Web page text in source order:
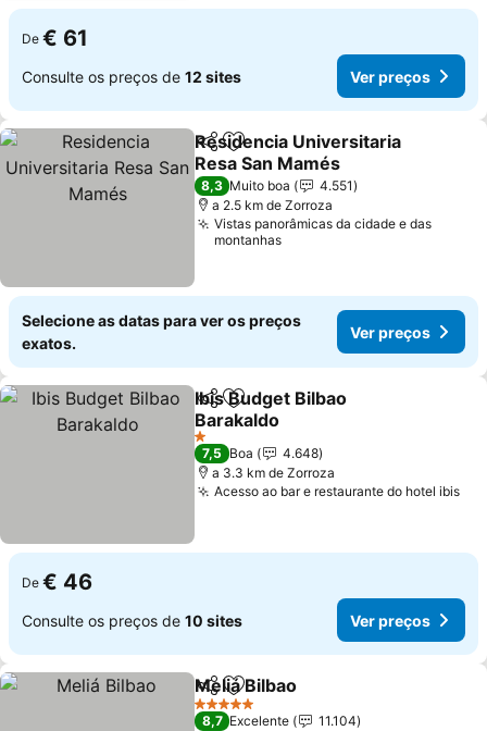
De € 61
Consulte os preços de 12 sites Ver preços
PartilharAdicionar aos favoritos
Residencia Universitaria
Resa San Mamés
8,3 Muito boa
4.551
a 2.5 km de Zorroza
Vistas panorâmicas da cidade e das
montanhas
Selecione as datas para ver os preços
exatos.
Ver preços
PartilharAdicionar aos favoritos
Ibis Budget Bilbao
Barakaldo
1 Estrelas
7,5 Boa
4.648
a 3.3 km de Zorroza
Acesso ao bar e restaurante do hotel ibis
De € 46
Consulte os preços de 10 sites Ver preços
PartilharAdicionar aos favoritos
Meliá Bilbao
5 Estrelas
8,7 Excelente
11.104